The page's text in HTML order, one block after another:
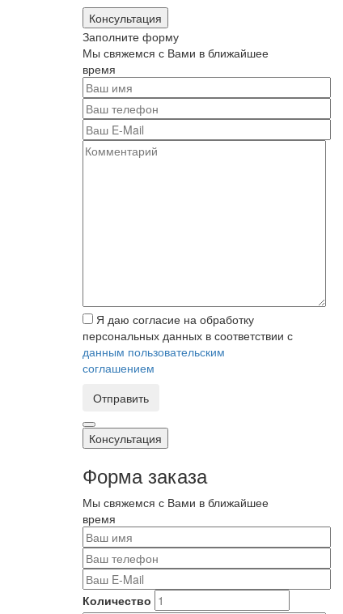
Консультация
Заполните форму
Мы свяжемся с Вами в ближайшее
время
Я даю согласие на обработку
персональных данных в соответствии с
данным пользовательским
соглашением
Отправить
Консультация
Форма заказа
Мы свяжемся с Вами в ближайшее
время
Количество